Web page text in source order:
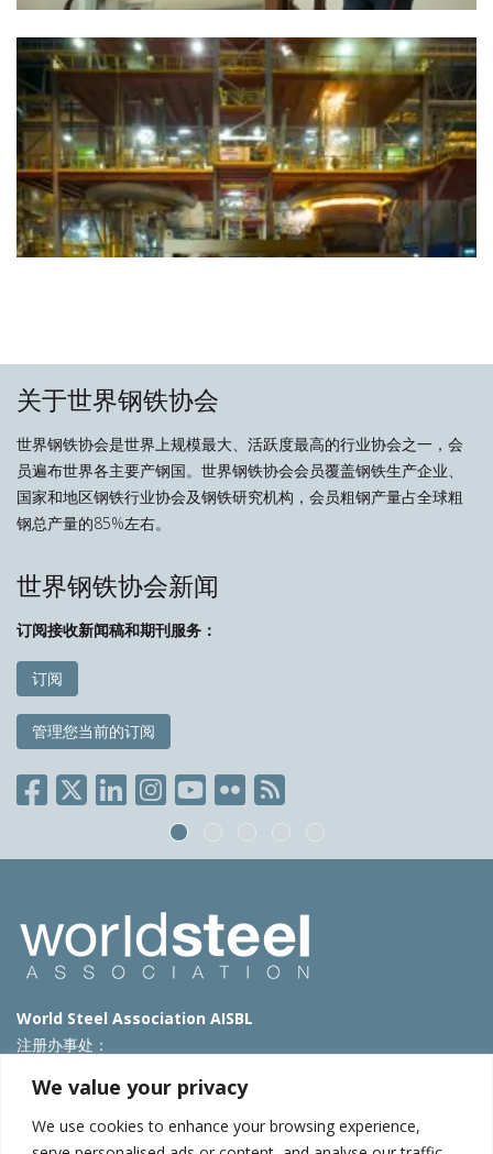
We value your privacy
We use cookies to enhance your browsing experience,
关于世界钢铁协会
世界钢铁协会是世界上规模最大、活跃度最高的行业协会之一，会
员遍布世界各主要产钢国。世界钢铁协会会员覆盖钢铁生产企业、
国家和地区钢铁行业协会及钢铁研究机构，会员粗钢产量占全球粗
钢总产量的85%左右。
世界钢铁协会新闻
订阅接收新闻稿和期刊服务：
订阅
管理您当前的订阅
World Steel Association AISBL
注册办事处：
T: +32 2 702 89 00 – E:steel@worldsteel.org